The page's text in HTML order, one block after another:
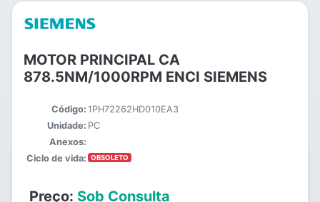
MOTOR PRINCIPAL CA
878.5NM/1000RPM ENCI SIEMENS
Código: 1PH72262HD010EA3
Unidade: PC
Anexos:
Ciclo de vida:
OBSOLETO
Preço: Sob Consulta